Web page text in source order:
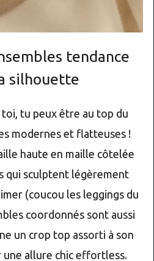
tendance
silhouette
tu peux être au top du
modernes et flatteuses !
haute en maille côtelée
qui sculptent légèrement
(coucou les leggings du
coordonnés sont aussi
un crop top assorti à son
allure chic effortless.